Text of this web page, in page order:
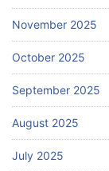
November 2025
October 2025
September 2025
August 2025
July 2025